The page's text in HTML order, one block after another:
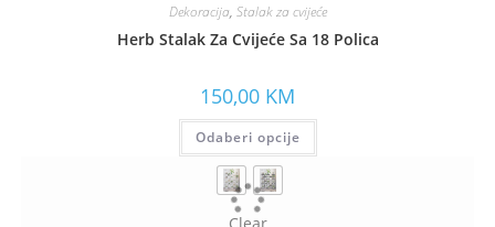
Dekoracija, Stalak za cvijeće
Herb Stalak Za Cvijeće Sa 18 Polica
150,00 KM
Odaberi opcije